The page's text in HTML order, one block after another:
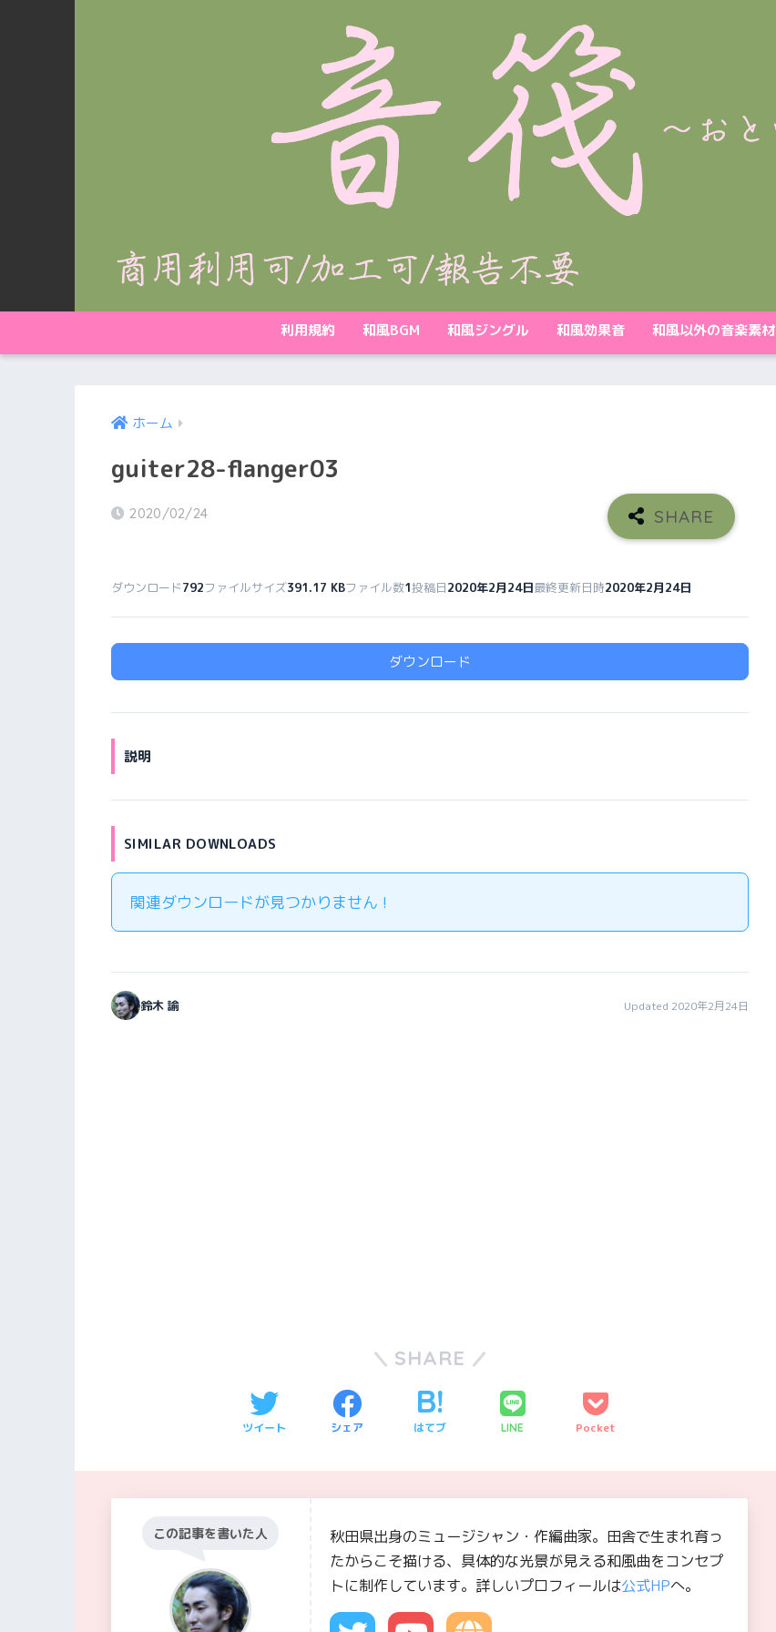
利用規約 和風BGM 和風ジングル 和風効果音 和風以外の音楽素材
ホーム
guiter28-flanger03
2020/02/24
ダウンロード792ファイルサイズ391.17 KBファイル数1投稿日2020年2月24日最終更新日時2020年2月24日
ダウンロード
説明
SIMILAR DOWNLOADS
関連ダウンロードが見つかりません !
鈴木 諭 Updated 2020年2月24日
SHARE
ツイート シェア はてブ LINE Pocket
この記事を書いた人
秋田県出身のミュージシャン・作編曲家。田舎で生まれ育っ
たからこそ描ける、具体的な光景が見える和風曲をコンセプ
トに制作しています。詳しいプロフィールは公式HPへ。